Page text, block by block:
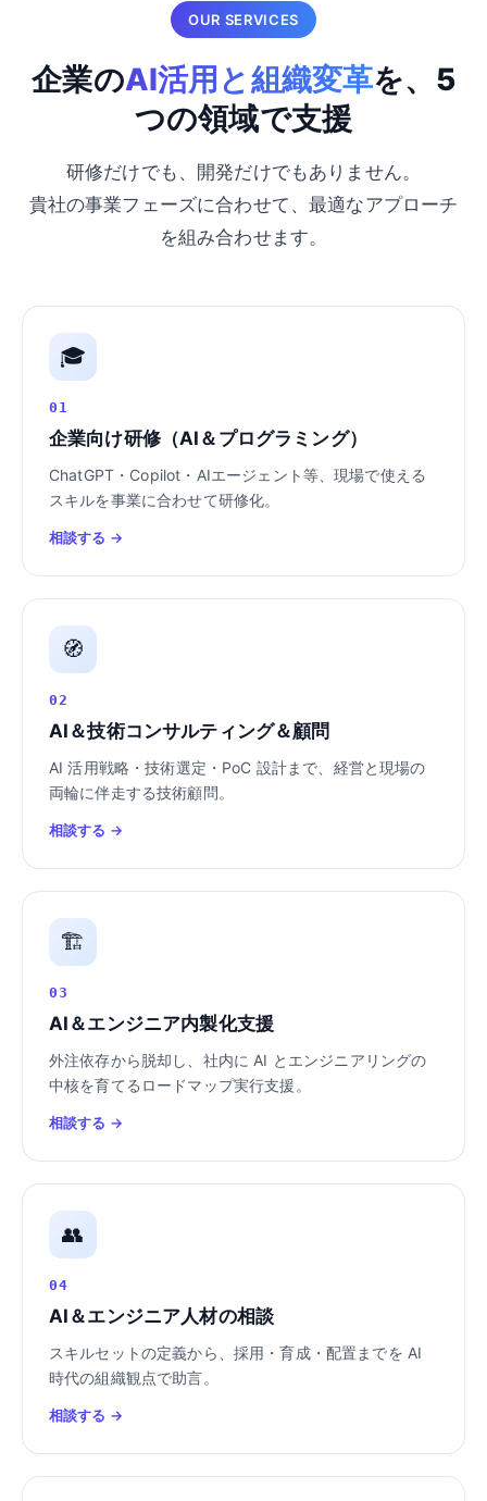
OUR SERVICES
企業のAI活用と組織変革を、5
つの領域で支援
研修だけでも、開発だけでもありません。
貴社の事業フェーズに合わせて、最適なアプローチ
を組み合わせます。
🎓
01
企業向け研修（AI＆プログラミング）
ChatGPT・Copilot・AIエージェント等、現場で使える
スキルを事業に合わせて研修化。
相談する →
🧭
02
AI＆技術コンサルティング＆顧問
AI 活用戦略・技術選定・PoC 設計まで、経営と現場の
両輪に伴走する技術顧問。
相談する →
🏗️
03
AI＆エンジニア内製化支援
外注依存から脱却し、社内に AI とエンジニアリングの
中核を育てるロードマップ実行支援。
相談する →
👥
04
AI＆エンジニア人材の相談
スキルセットの定義から、採用・育成・配置までを AI
時代の組織観点で助言。
相談する →